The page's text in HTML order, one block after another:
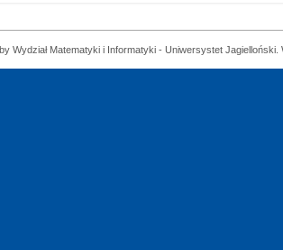
Wydział Matematyki i Informatyki - Uniwersystet